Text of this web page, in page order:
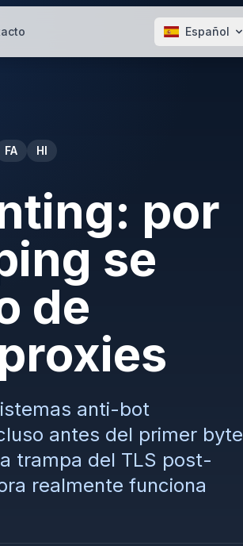
Español
FA HI
por
se
de
anti-bot
antes del primer byte
trampa del TLS post-
realmente funciona